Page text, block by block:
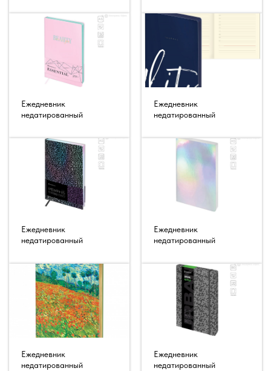
Ежедневник
недатированный
Ежедневник
недатированный
Ежедневник
недатированный
Ежедневник
недатированный
Ежедневник
недатированный
Ежедневник
недатированный